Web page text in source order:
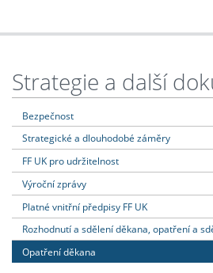
Strategie a další
Bezpečnost
Strategické a dlouhodobé záměry
FF UK pro udržitelnost
Výroční zprávy
Platné vnitřní předpisy FF UK
Rozhodnutí a sdělení děkana, opatření a
Opatření děkana